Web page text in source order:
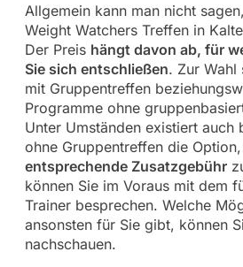
Allgemein kann man nicht
Weight Watchers Treffen in
Der Preis hängt davon ab, für
Sie sich entschließen. Zur Wahl
mit Gruppentreffen
Programme ohne
Unter Umständen existiert auch
ohne Gruppentreffen die
entsprechende Zusatzgebühr
können Sie im Voraus mit dem
Trainer besprechen. Welche
ansonsten für Sie gibt, können
nachschauen.